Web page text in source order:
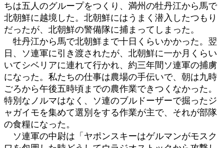
ちは五人のグループをつくり、満州の牡丹江から馬で
北朝鮮に越境した。北朝鮮にはうまく潜入したつもり
だったが、北朝鮮の警備隊に捕まってしまった。
牡丹江から馬で北朝鮮まで十日くらいかかった。翌
日、ソ連軍に引き渡されたが、北朝鮮に一か月くらい
いてシベリアに連れて行かれ、約三年間ソ連軍の捕虜
になった。私たちの仕事は農場の手伝いで、朝は九時
ごろから午後五時頃までの農作業できつくなかった。
特別なノルマはなく、ソ連のブルドーザーで掘ったジ
ャガイモを集めて選別をする作業が主で、それが部隊
の食糧になった。
ソ連軍の中尉は「ヤポンスキーはゲルマンがモスク